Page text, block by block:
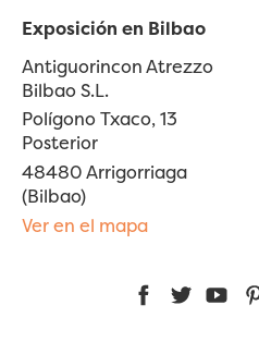
Exposición en Bilbao
Antiguorincon Atrezzo
Bilbao S.L.
Polígono Txaco, 13
Posterior
48480 Arrigorriaga
(Bilbao)
Ver en el mapa
FacebookTwitter